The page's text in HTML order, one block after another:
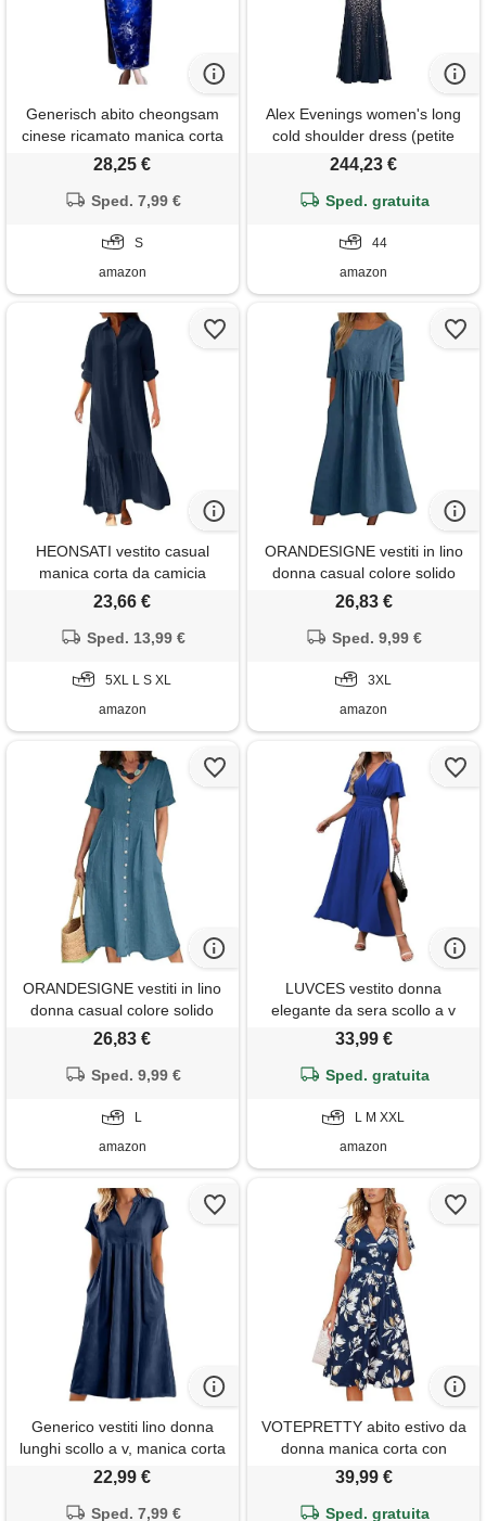
Generisch abito cheongsam
cinese ricamato manica corta
lunga lunghezza signore
s
28,25 €
Sped. 7,99 €
S
amazon
Alex Evenings women's long
cold shoulder dress (petite
and regular sizes)
244,23 €
Sped. gratuita
44
amazon
HEONSATI vestito casual
manica corta da camicia
vestiti lino donna abito estivi
ginocchio larghe comodo
vestiti da spiaggia traspirante
taglie forti
23,66 €
Sped. 13,99 €
5XL L S XL
amazon
ORANDESIGNE vestiti in lino
donna casual colore solido
tunica bottone tinta unita
corta midi abito boho vestito
3xl
26,83 €
Sped. 9,99 €
3XL
amazon
ORANDESIGNE vestiti in lino
donna casual colore solido
tunica bottone tinta unita
corta midi abito boho vestito
26,83 €
Sped. 9,99 €
L
amazon
LUVCES vestito donna
elegante da sera scollo a v
tinta unita a pieghe abito
spacchi cerimonia abiti maxi
33,99 €
Sped. gratuita
L M XXL
amazon
Generico vestiti lino donna
lunghi scollo a v, manica corta
casual, abito camicia lino maxi
spiaggia mare con tasche per
22,99 €
Sped. 7,99 €
VOTEPRETTY abito estivo da
donna manica corta con
scollo a v e avvolgente abito
39,99 €
Sped. gratuita